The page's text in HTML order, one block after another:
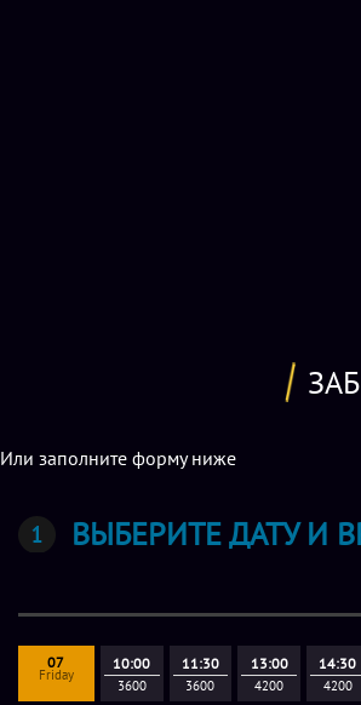
Или заполните форму ниже
ВЫБЕРИТЕ ДАТУ И
07
Friday
10:00
3600
11:30
3600
13:00
4200
14:30
4200